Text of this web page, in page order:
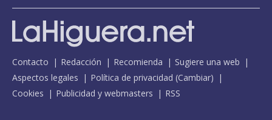
Contacto Redacción Recomienda
Sugiere una web
Aspectos legales
Política de privacidad (Cambiar)
Cookies
Publicidad y webmasters RSS